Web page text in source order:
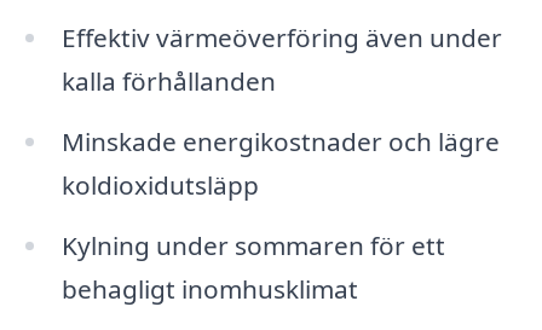
Effektiv värmeöverföring även under
kalla förhållanden
Minskade energikostnader och lägre
koldioxidutsläpp
Kylning under sommaren för ett
behagligt inomhusklimat